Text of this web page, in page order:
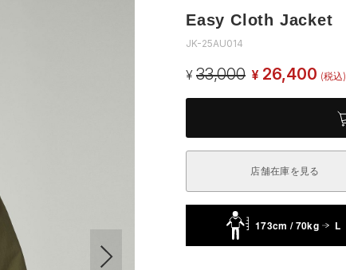
Easy Cloth Jacket
JK-25AU014
¥ 33,000 ¥ 26,400 (税込)
店舗在庫を見る
173cm / 70kg L